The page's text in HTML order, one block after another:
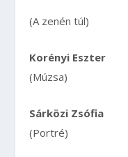
(A zenén túl)
Korényi Eszter
(Múzsa)
Sárközi Zsófia
(Portré)